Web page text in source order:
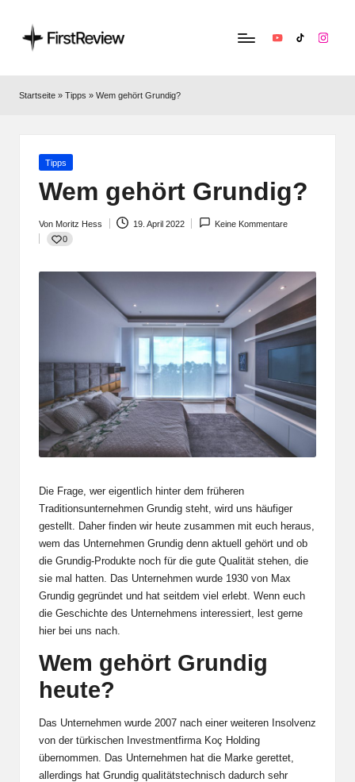
ir
Alles
Apple,
Kopfhörern
YouTubeTikTok
Startseite » Tipps » Wem gehört Grundig?
Posted
Tipps
Wem gehört Grundig?
Posted
by
Von Moritz Hess 19. April 2022
Keine Kommentare
0
Die Frage, wer eigentlich hinter dem früheren
Traditionsunternehmen Grundig steht, wird uns häufiger
gestellt. Daher finden wir heute zusammen mit euch heraus,
wem das Unternehmen Grundig denn aktuell gehört und ob
die Grundig-Produkte noch für die gute Qualität stehen, die
sie mal hatten. Das Unternehmen wurde 1930 von Max
Grundig gegründet und hat seitdem viel erlebt. Wenn euch
die Geschichte des Unternehmens interessiert, lest gerne
hier bei uns nach.
Wem gehört Grundig
heute?
Das Unternehmen wurde 2007 nach einer weiteren Insolvenz
von der türkischen Investmentfirma Koç Holding
übernommen. Das Unternehmen hat die Marke gerettet,
allerdings hat Grundig qualitätstechnisch dadurch sehr